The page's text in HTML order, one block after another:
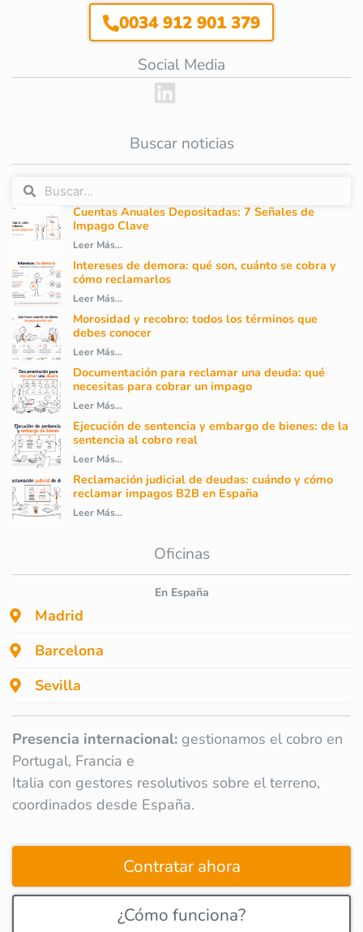
0034 912 901 379
Social Media
Buscar noticias
Cuentas Anuales Depositadas: 7 Señales de
Impago Clave
Leer Más...
Intereses de demora: qué son, cuánto se cobra y
cómo reclamarlos
Leer Más...
Morosidad y recobro: todos los términos que
debes conocer
Leer Más...
Documentación para reclamar una deuda: qué
necesitas para cobrar un impago
Leer Más...
Ejecución de sentencia y embargo de bienes: de la
sentencia al cobro real
Leer Más...
Reclamación judicial de deudas: cuándo y cómo
reclamar impagos B2B en España
Leer Más...
Oficinas
En España
Madrid
Barcelona
Sevilla
Presencia internacional: gestionamos el cobro en
Portugal, Francia e
Italia con gestores resolutivos sobre el terreno,
coordinados desde España.
Contratar ahora
¿Cómo funciona?